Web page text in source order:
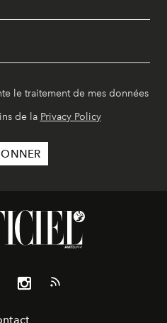
le traitement de mes données
de la Privacy Policy